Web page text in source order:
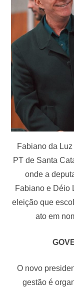
Fabiano da
PT de Santa
onde a
Fabiano e Déio
eleição que
ato em
O novo
gestão é